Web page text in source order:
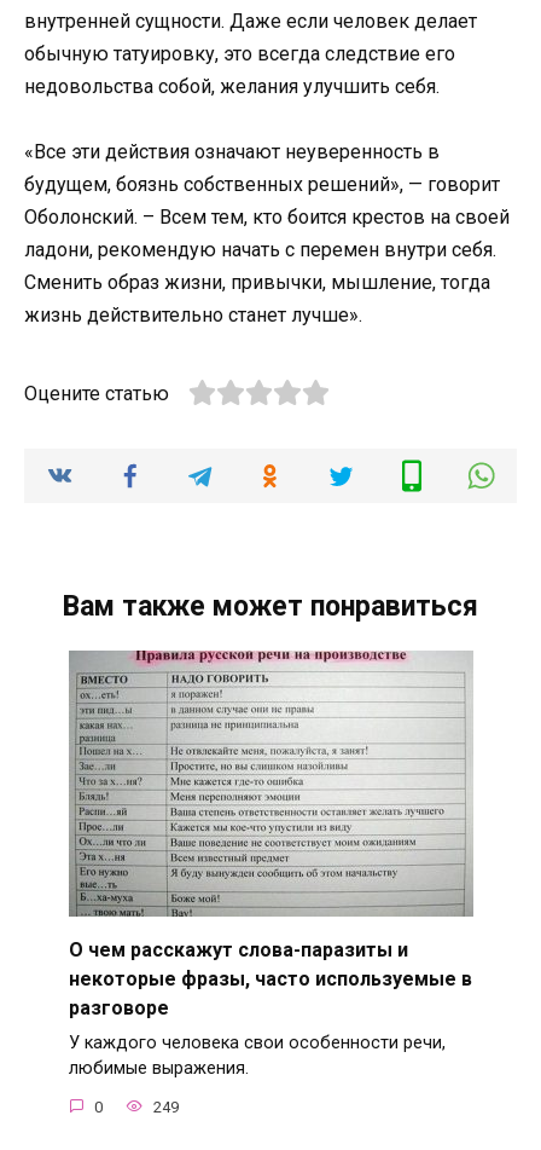
внутренней сущности. Даже если человек делает
обычную татуировку, это всегда следствие его
недовольства собой, желания улучшить себя.
«Все эти действия означают неуверенность в
будущем, боязнь собственных решений», — говорит
Оболонский. – Всем тем, кто боится крестов на своей
ладони, рекомендую начать с перемен внутри себя.
Сменить образ жизни, привычки, мышление, тогда
жизнь действительно станет лучше».
Оцените статью
Вам также может понравиться
О чем расскажут слова-паразиты и
некоторые фразы, часто используемые в
разговоре
У каждого человека свои особенности речи,
любимые выражения.
0 249